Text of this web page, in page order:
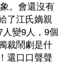
。會還沒有
了江氏嫡親
變9人，9個
裁鬧劇是什
還口口聲聲